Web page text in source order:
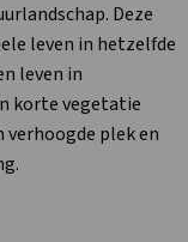
Deze
leven in hetzelfde
leven in
korte vegetatie
verhoogde plek en